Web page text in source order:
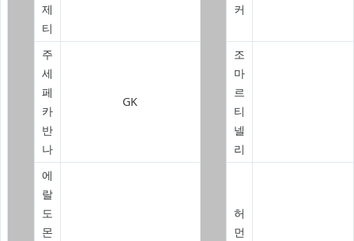
제
티
커
주
세
페
카
반
나
GK
조
마
르
티
넬
리
에
랄
도
몬
허
먼